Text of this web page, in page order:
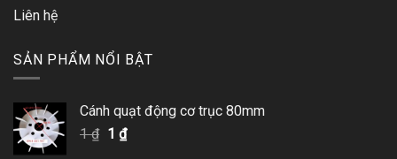
Liên hệ
SẢN PHẨM NỔI BẬT
Cánh quạt động cơ trục 80mm
1₫ Giá
1 ₫Giá